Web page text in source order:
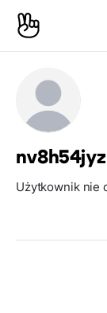
Użytkownik nie